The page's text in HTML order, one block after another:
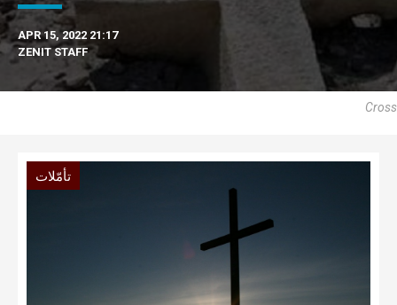
APR 15, 2022 21:17
ZENIT STAFF
Cross
تأمّلات